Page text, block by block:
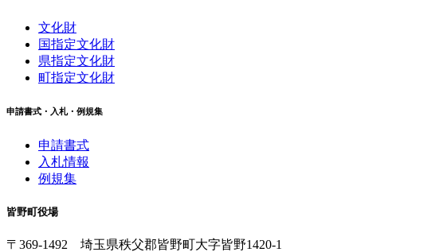
文化財
国指定文化財
県指定文化財
町指定文化財
申請書式・入札・例規集
申請書式
入札情報
例規集
皆野町役場
〒369-1492 埼玉県秩父郡皆野町大字皆野1420-1